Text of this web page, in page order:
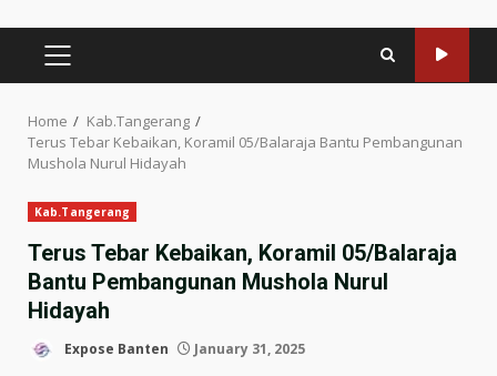
PRIMARY
MENU
Home
Kab.Tangerang
Terus Tebar Kebaikan, Koramil 05/Balaraja Bantu Pembangunan
Mushola Nurul Hidayah
Kab.Tangerang
Terus Tebar Kebaikan, Koramil 05/Balaraja
Bantu Pembangunan Mushola Nurul
Hidayah
Expose Banten January 31, 2025